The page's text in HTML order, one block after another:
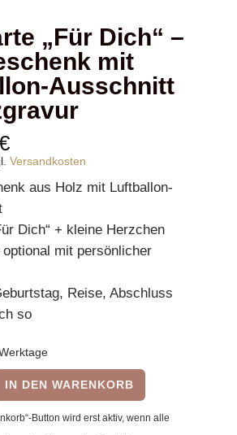
„Für Dich“ –
mit
Ausschnitt
Versandkosten
aus Holz mit Luftballon-
Dich“ + kleine Herzchen
mit persönlicher
Reise, Abschluss
so
IN DEN WARENKORB
Button wird erst aktiv, wenn alle